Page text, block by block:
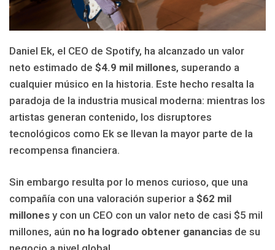
Daniel Ek, el CEO de Spotify, ha alcanzado un valor
neto estimado de $4.9 mil millones, superando a
cualquier músico en la historia. Este hecho resalta la
paradoja de la industria musical moderna: mientras los
artistas generan contenido, los disruptores
tecnológicos como Ek se llevan la mayor parte de la
recompensa financiera.
Sin embargo resulta por lo menos curioso, que una
compañía con una valoración superior a $62 mil
millones y con un CEO con un valor neto de casi $5 mil
millones, aún no ha logrado obtener ganancias de su